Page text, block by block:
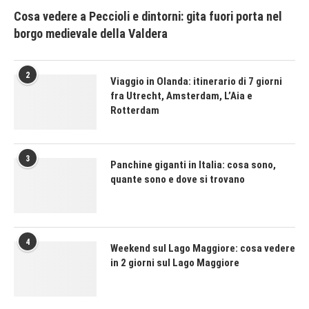
Cosa vedere a Peccioli e dintorni: gita fuori porta nel
borgo medievale della Valdera
2
Viaggio in Olanda: itinerario di 7 giorni
fra Utrecht, Amsterdam, L’Aia e
Rotterdam
3
Panchine giganti in Italia: cosa sono,
quante sono e dove si trovano
4
Weekend sul Lago Maggiore: cosa vedere
in 2 giorni sul Lago Maggiore